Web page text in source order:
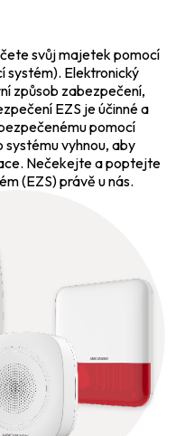
svůj majetek pomocí
systém). Elektronický
způsob zabezpečení,
EZS je účinné a
pomocí
vyhnou, aby
Nečekejte a poptejte
(EZS) právě u nás.